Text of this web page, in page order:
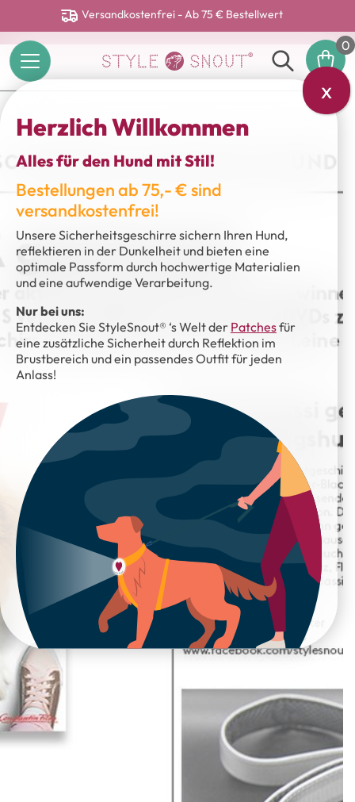
Versandkostenfrei - Ab 75 € Bestellwert
0
Herzlich Willkommen
Alles für den Hund mit Stil!
Bestellungen ab 75,- € sind
versandkostenfrei!
Unsere Sicherheitsgeschirre sichern Ihren Hund,
reflektieren in der Dunkelheit und bieten eine
optimale Passform durch hochwertige Materialien
und eine aufwendige Verarbeitung.
Nur bei uns:
Entdecken Sie StyleSnout® ‘s Welt der Patchesfür
eine zusätzliche Sicherheit durch Reflektion im
Brustbereich und ein passendes Outfit für jeden
Anlass!
x